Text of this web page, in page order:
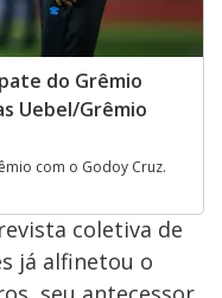
do Grêmio
Uebel/Grêmio
com o Godoy Cruz.
coletiva de
já alfinetou o